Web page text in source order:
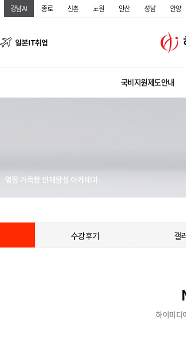
강남AI 종로 신촌 노원 안산 성남 안양
국비지원제도안내
열정 가득한 인재양성 아카데미
수강후기 갤
하이미디